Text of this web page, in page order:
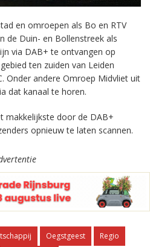
en omroepen als Bo en RTV
de Duin- en Bollenstreek als
via DAB+ te ontvangen op
ten zuiden van Leiden
Onder andere Omroep Midvliet uit
dat kanaal te horen.
makkelijkste door de DAB+
opnieuw te laten scannen.
Oegstgeest
Regio